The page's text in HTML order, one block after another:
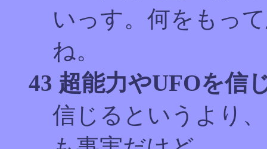
いっす。何をもっ
ね。
43 超能力やUFOを信
信じるというより